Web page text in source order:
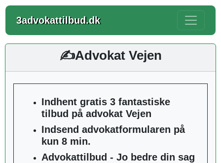
3advokattilbud.dk
✍️Advokat Vejen
Indhent gratis 3 fantastiske
tilbud på advokat Vejen
Indsend advokatformularen på
kun 8 min.
Advokattilbud - Jo bedre din sag